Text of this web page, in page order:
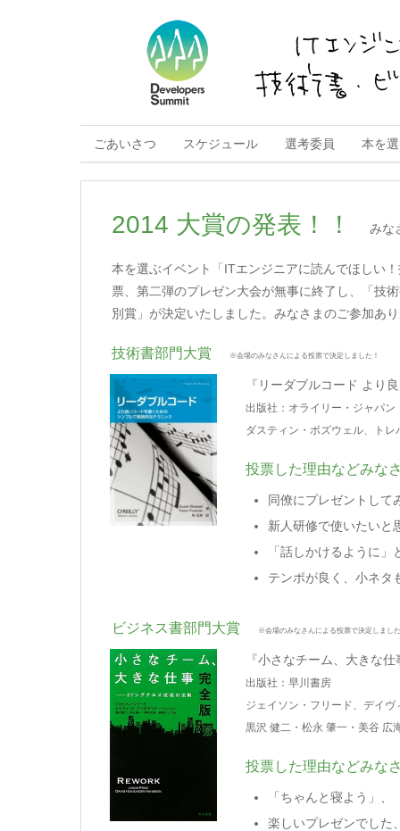
ごあいさつ スケジュール 選考委員 本を
2014 大賞の発表！！ みな
本を選ぶイベント「ITエンジニアに読んでほしい
票、第二弾のプレゼン大会が無事に終了し、「技
別賞」が決定いたしました。みなさまのご参加あ
技術書部門大賞 ※会場のみなさんによる投票で決定しました！
『リーダブルコード より
出版社：オライリー・ジャパン
ダスティン・ボズウェル、ト
投票した理由などみな
同僚にプレゼントして
新人研修で使いたいと
「話しかけるように
テンポが良く、小ネタ
ビジネス書部門大賞 ※会場のみなさんによる投票で決定しまし
『小さなチーム、大きな
出版社：早川書房
ジェイソン・フリード、デイ
黒沢 健二・松永 肇一・美谷 広
投票した理由などみな
「ちゃんと寝よう」
楽しいプレゼンでした